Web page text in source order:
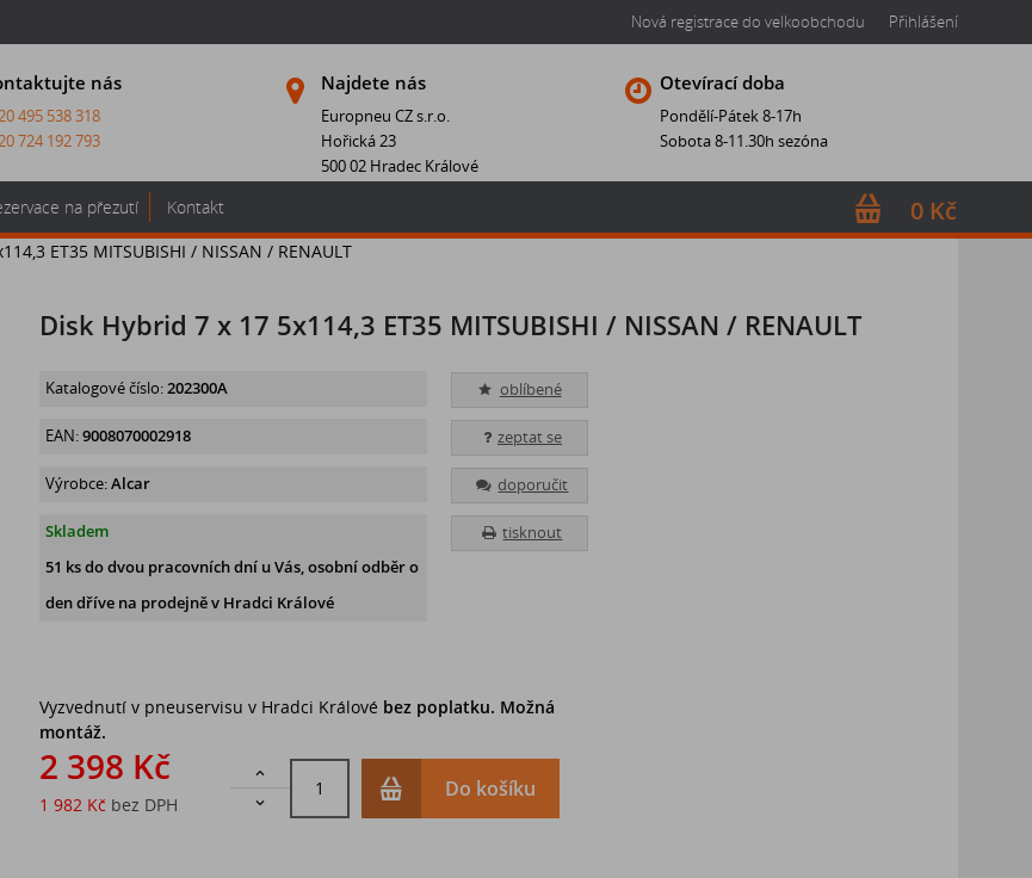
Nová registrace do velkoobchodu Přihlášení
nás
495 538 318
724 192 793
Najdete nás
Europneu CZ s.r.o.
Hořická 23
500 02 Hradec Králové
Otevírací doba
Pondělí-Pátek 8-17h
Sobota 8-11.30h sezóna
0 Kč
na přezutí
Kontakt
ET35 MITSUBISHI / NISSAN / RENAULT
Disk Hybrid 7 x 17 5x114,3 ET35 MITSUBISHI / NISSAN / RENAULT
oblíbené
zeptat se
doporučit
tisknout
Katalogové číslo:202300A
EAN:9008070002918
Výrobce:Alcar
Skladem
51 ksdo dvou pracovních dní u Vás, osobní odběr o
den dřívena prodejně v Hradci Králové
Vyzvednutí v pneuservisu v Hradci Králové bez poplatku. Možná
montáž.
2 398 Kč
1 982 Kč bez DPH


Do košíku